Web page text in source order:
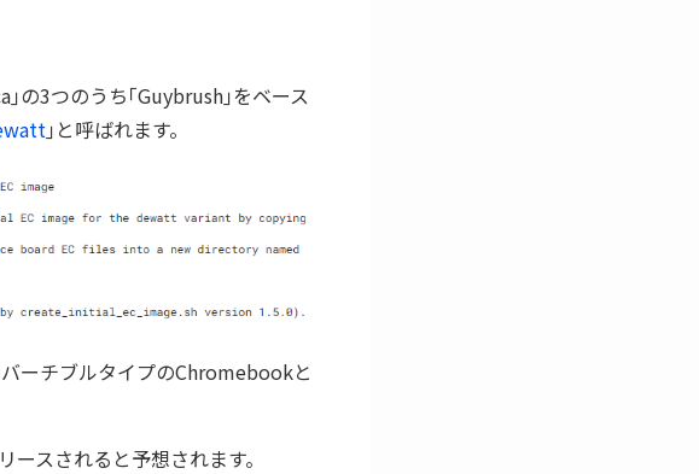
の3つのうち｢Guybrush｣をベース
｣と呼ばれます。
ーチブルタイプのChromebookと
スされると予想されます。